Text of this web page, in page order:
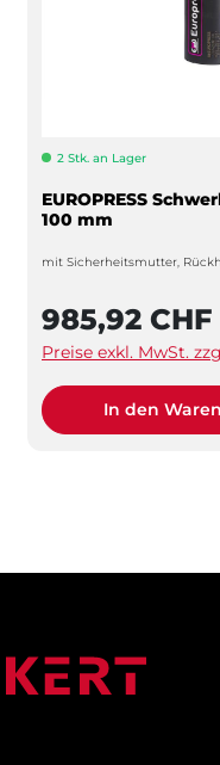
2 Stk. an Lager
EUROPRESS
100 mm
mit Sicherheitsmutter,
985,92 CHF
Preise exkl. MwSt.
In den